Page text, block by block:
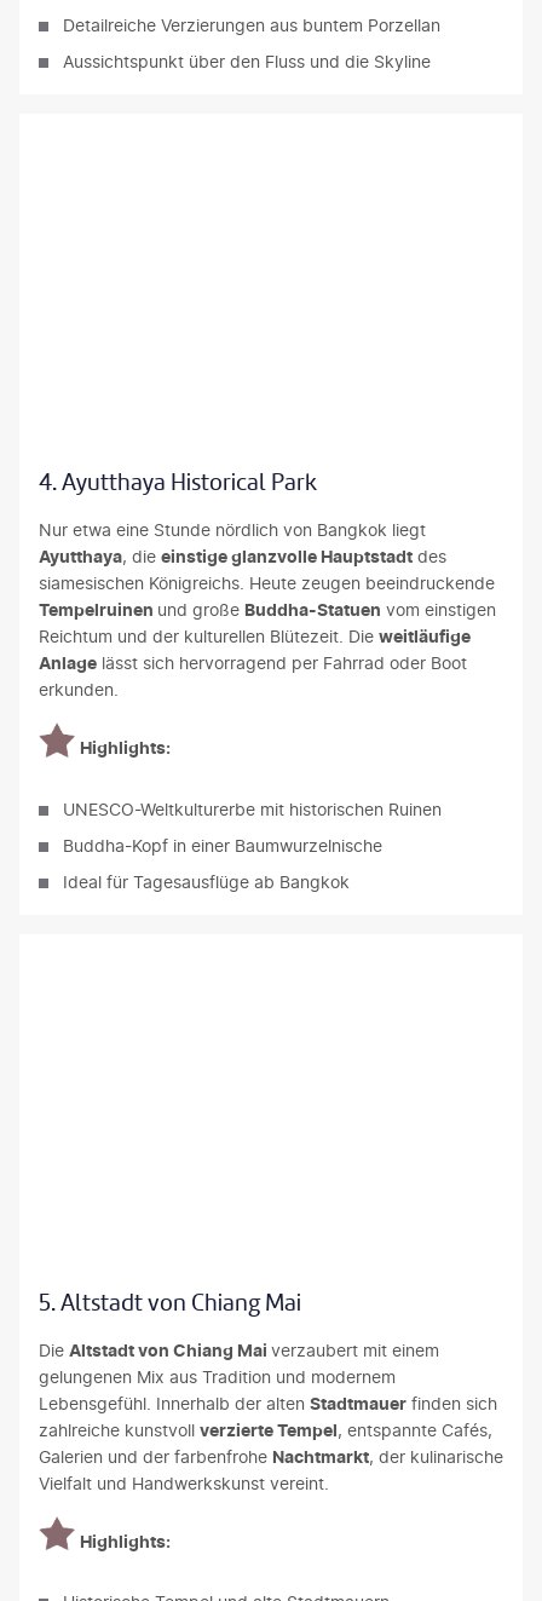
Detailreiche Verzierungen aus buntem Porzellan
Aussichtspunkt über den Fluss und die Skyline
4. Ayutthaya Historical Park
Nur etwa eine Stunde nördlich von Bangkok liegt
Ayutthaya, die einstige glanzvolle Hauptstadt des
siamesischen Königreichs. Heute zeugen beeindruckende
Tempelruinen und große Buddha-Statuen vom einstigen
Reichtum und der kulturellen Blütezeit. Die weitläufige
Anlage lässt sich hervorragend per Fahrrad oder Boot
erkunden.
Highlights:
UNESCO-Weltkulturerbe mit historischen Ruinen
Buddha-Kopf in einer Baumwurzelnische
Ideal für Tagesausflüge ab Bangkok
5. Altstadt von Chiang Mai
Die Altstadt von Chiang Mai verzaubert mit einem
gelungenen Mix aus Tradition und modernem
Lebensgefühl. Innerhalb der alten Stadtmauer finden sich
zahlreiche kunstvoll verzierte Tempel, entspannte Cafés,
Galerien und der farbenfrohe Nachtmarkt, der kulinarische
Vielfalt und Handwerkskunst vereint.
Highlights: